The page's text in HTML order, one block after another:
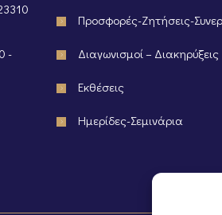
-
Προσφορές-Ζητήσεις-
Διαγωνισμοί – Διακηρύξεις
Εκθέσεις
Ημερίδες-Σεμινάρια